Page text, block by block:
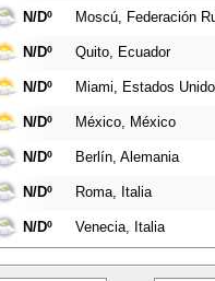
N/Dº Moscú, Federación
N/Dº Quito, Ecuador
N/Dº Miami, Estados
N/Dº México, México
N/Dº Berlín, Alemania
N/Dº Roma, Italia
N/Dº Venecia, Italia